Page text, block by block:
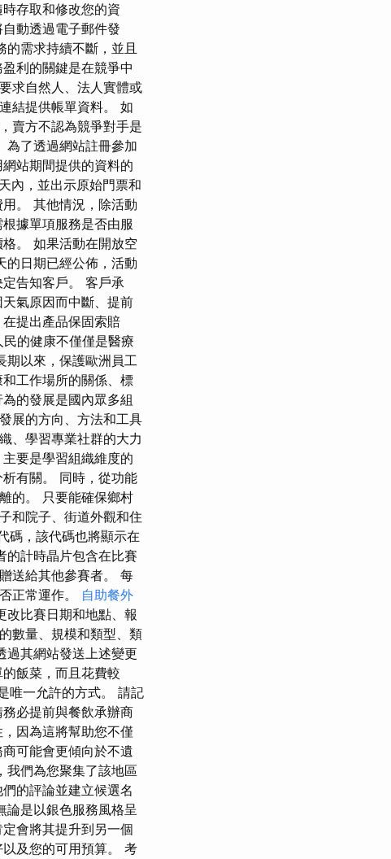
存取和修改您的資
動透過電子郵件發
需求持續不斷，並且
利的關鍵是在競爭中
求自然人、法人實體或
結提供帳單資料。 如
賣方不認為競爭對手是
為了透過網站註冊參加
站期間提供的資料的
內，並出示原始門票和
。 其他情況，除活動
據單項服務是否由服
。 如果活動在開放空
的日期已經公佈，活動
告知客戶。 客戶承
氣原因而中斷、提前
提出產品保固索賠
的健康不僅僅是醫療
期以來，保護歐洲員工
工作場所的關係、標
的發展是國內眾多組
展的方向、方法和工具
、學習專業社群的大力
要是學習組織維度的
有關。 同時，從功能
的。 只要能確保鄉村
和院子、街道外觀和住
碼，該代碼也將顯示在
的計時晶片包含在比賽
送給其他參賽者。 每
正常運作。 自助餐外
改比賽日期和地點、報
數量、規模和類型、類
過其網站發送上述變更
飯菜，而且花費較
唯一允許的方式。 請記
必提前與餐飲承辦商
因為這將幫助您不僅
可能會更傾向於不遺
我們為您聚集了該地區
的評論並建立候選名
論是以銀色服務風格呈
會將其提升到另一個
及您的可用預算。 考